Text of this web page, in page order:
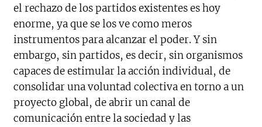
el rechazo de los partidos existentes es hoy
enorme, ya que se los ve como meros
instrumentos para alcanzar el poder. Y sin
embargo, sin partidos, es decir, sin organismos
capaces de estimular la acción individual, de
consolidar una voluntad colectiva en torno a un
proyecto global, de abrir un canal de
comunicación entre la sociedad y las